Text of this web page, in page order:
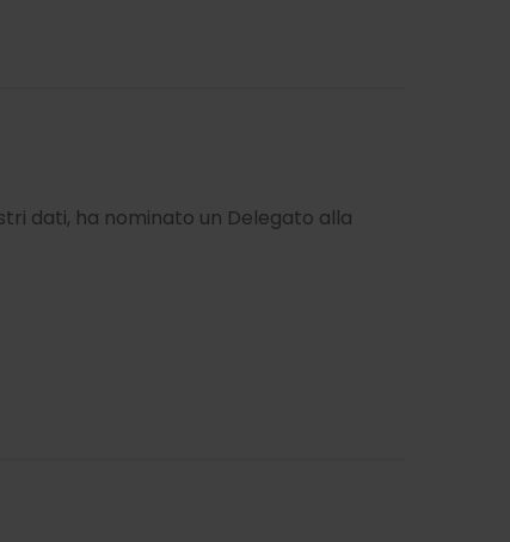
dati, ha nominato un Delegato alla